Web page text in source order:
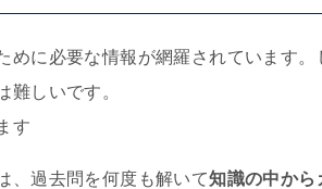
に必要な情報が網羅されています。
難しいです。
す
、過去問を何度も解いて知識の中から